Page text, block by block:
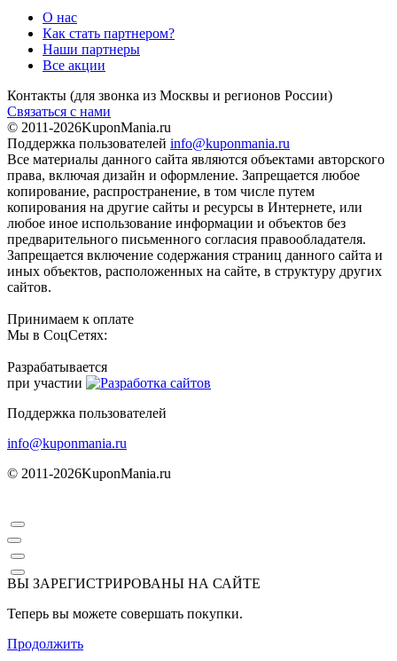
О нас
Как стать партнером?
Наши партнеры
Все акции
Контакты (для звонка из Москвы и регионов России)
Связаться с нами
© 2011-2026KuponMania.ru
Поддержка пользователей info@kuponmania.ru
Все материалы данного сайта являются объектами авторского
права, включая дизайн и оформление. Запрещается любое
копирование, распространение, в том числе путем
копирования на другие сайты и ресурсы в Интернете, или
любое иное использование информации и объектов без
предварительного письменного согласия правообладателя.
Запрещается включение содержания страниц данного сайта и
иных объектов, расположенных на сайте, в структуру других
сайтов.
Принимаем к оплате
Мы в СоцСетях:
Разрабатывается
при участии
Поддержка пользователей
info@kuponmania.ru
© 2011-2026KuponMania.ru
ВЫ ЗАРЕГИСТРИРОВАНЫ НА САЙТЕ
Теперь вы можете совершать покупки.
Продолжить